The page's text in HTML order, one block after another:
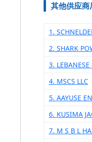
其他供应商
1.
2. SHARK
3. LEBANESE
4. MSCS LLC
5. AAYUSE
6. KUSIMA
7. M S B L